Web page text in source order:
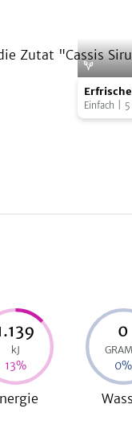
Zutat "Cassis
Cassis-
Drink
Einfach 5
kJ
13%
0
0%